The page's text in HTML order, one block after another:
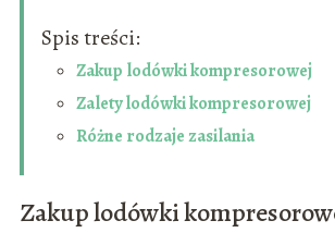
Spis treści:
Zakup lodówki kompresorowej
Zalety lodówki kompresorowej
Różne rodzaje zasilania
Zakup lodówki